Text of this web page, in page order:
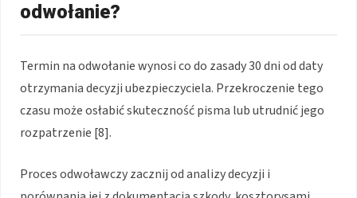
odwołanie?
Termin na odwołanie wynosi co do zasady 30 dni od daty
otrzymania decyzji ubezpieczyciela. Przekroczenie tego
czasu może osłabić skuteczność pisma lub utrudnić jego
rozpatrzenie [8].
Proces odwoławczy zacznij od analizy decyzji i